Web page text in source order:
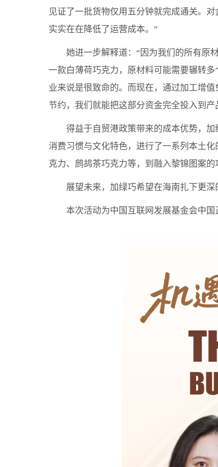
见证了一批货物仅用五分钟就完成通关。
实实在在降低了运营成本。”
她进一步解释道：“因为我们的所有原材
一款白薄荷巧克力，原材料可能需要辗转
业来说是很致命的。而现在，通过加工增
节约，我们就能把这部分资金完全投入到产
得益于自贸港政策带来的成本优势，加
消费习惯与文化特色，进行了一系列本土
克力、鹧鸪茶巧克力等，到融入黎锦图案
展望未来，加绿巧希望在海南扎下更深
本次活动为中国互联网发展基金会中国